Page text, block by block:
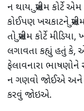
ન થાય. સુપ્રીમ કોર્ટે
કોઈપણ ખચકાટને
તો સુપ્રીમ કોર્ટે મીડિયા,
લગાવતા કહ્યું હતું કે,
ફેલાવનારા ભાષણોને
ન ગણવો જોઈએ અને
કરવું જોઇએ.